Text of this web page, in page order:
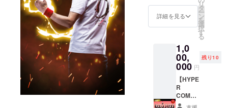
でおこ
ないま
す。 住
所：東
谷区
代々木
5-14-
19-405
※スタジ
オまで
の交通
費は別
amに掲
載させ
ていた
だきま
https://
www.in
stagra
m.com/
hyper_
profile/
さら
に、今
ンス
チーム
などに
おすす
す。 企
画から
デザイ
ンまで
すべて
こちら
で監修
しま
詳細を見る
リ
タ
ー
ン
を
選
択
す
る
1,0
00,
000 円
残り10
【HYPE
R
COMPA
NY